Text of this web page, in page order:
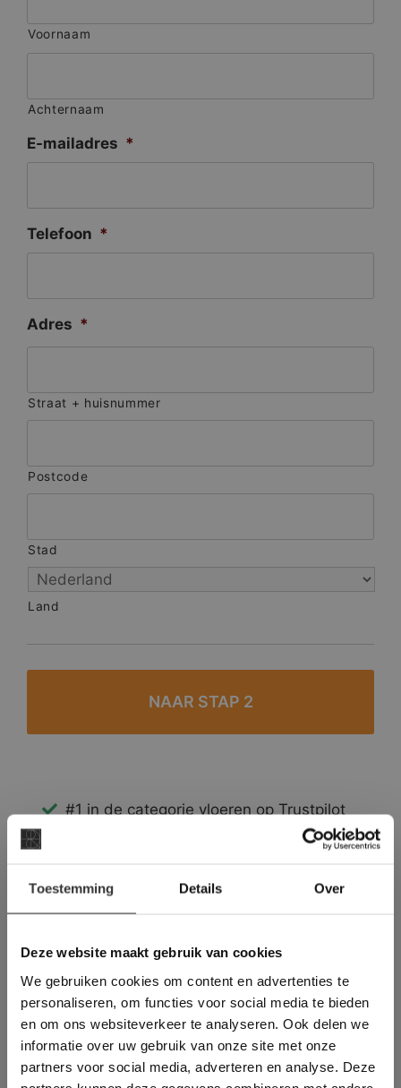
Toestemming Details Over
Deze website maakt gebruik van cookies
We gebruiken cookies om content en advertenties te
personaliseren, om functies voor social media te bieden
en om ons websiteverkeer te analyseren. Ook delen we
informatie over uw gebruik van onze site met onze
partners voor social media, adverteren en analyse. Deze
Voornaam
Achternaam
E-mailadres *
Telefoon *
Adres *
Straat + huisnummer
Postcode
Stad
Land
#1 in de categorie vloeren op Trustpilot
Binnen 24 uur een passende offerte
Meer dan 500 m2 showroom
Deze website maakt
gebruik van cookies.
This Cookie Banner was deleted and is no
longer working. Please contact the website
administrator.
Deze website gebruikt cookies om de
gebruikerservaring te verbeteren. Door
gebruik te maken van onze website geeft u
toestemming voor alle cookies in
overeenstemming met ons cookiebeleid.Lees
verder